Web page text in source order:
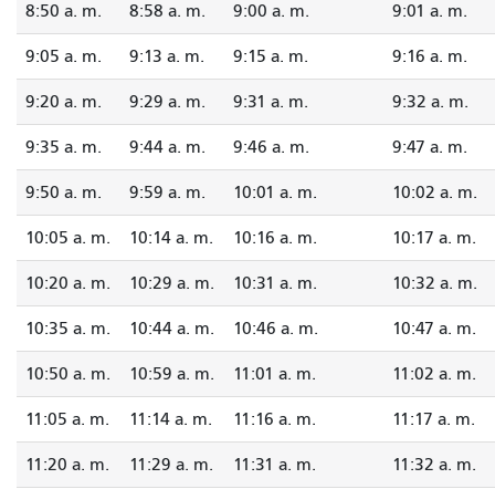
8:50 a. m. 8:58 a. m. 9:00 a. m. 9:01 a. m.
9:05 a. m. 9:13 a. m. 9:15 a. m. 9:16 a. m.
9:20 a. m. 9:29 a. m. 9:31 a. m. 9:32 a. m.
9:35 a. m. 9:44 a. m. 9:46 a. m. 9:47 a. m.
9:50 a. m. 9:59 a. m. 10:01 a. m. 10:02 a. m.
10:05 a. m. 10:14 a. m. 10:16 a. m. 10:17 a. m.
10:20 a. m. 10:29 a. m. 10:31 a. m. 10:32 a. m.
10:35 a. m. 10:44 a. m. 10:46 a. m. 10:47 a. m.
10:50 a. m. 10:59 a. m. 11:01 a. m. 11:02 a. m.
11:05 a. m. 11:14 a. m. 11:16 a. m. 11:17 a. m.
11:20 a. m. 11:29 a. m. 11:31 a. m. 11:32 a. m.